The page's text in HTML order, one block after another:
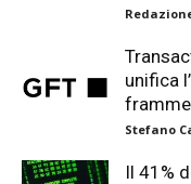
unifica
Stefano
Il 41%